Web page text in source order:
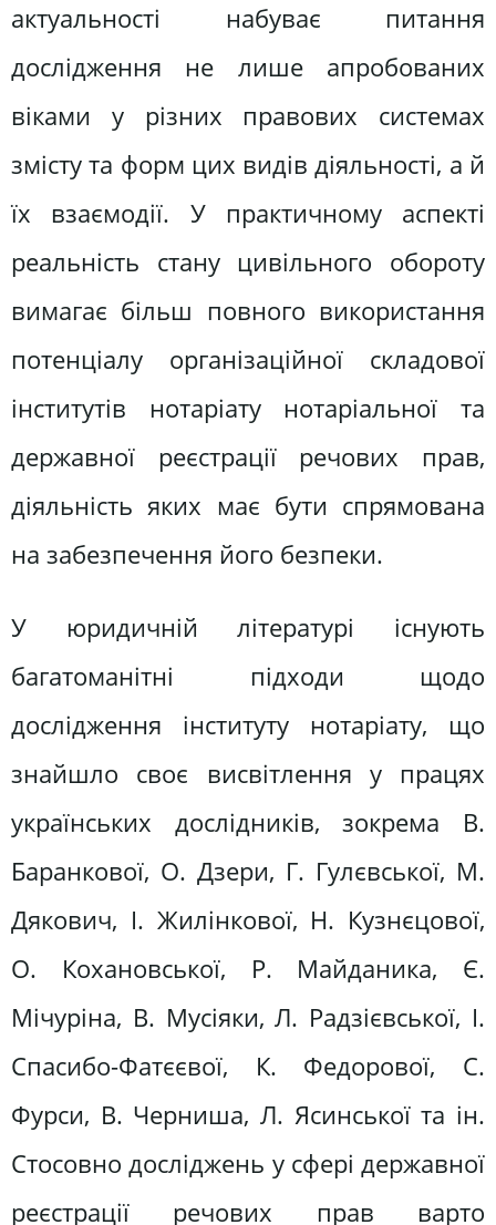
актуальності набуває питання
дослідження не лише апробованих
віками у різних правових системах
змісту та форм цих видів діяльності, а й
їх взаємодії. У практичному аспекті
реальність стану цивільного обороту
вимагає більш повного використання
потенціалу організаційної складової
інститутів нотаріату нотаріальної та
державної реєстрації речових прав,
діяльність яких має бути спрямована
на забезпечення його безпеки.
У юридичній літературі існують
багатоманітні підходи щодо
дослідження інституту нотаріату, що
знайшло своє висвітлення у працях
українських дослідників, зокрема В.
Баранкової, О. Дзери, Г. Гулєвської, М.
Дякович, І. Жилінкової, Н. Кузнєцової,
О. Кохановської, Р. Майданика, Є.
Мічуріна, В. Мусіяки, Л. Радзієвської, І.
Спасибо-Фатєєвої, К. Федорової, С.
Фурси, В. Черниша, Л. Ясинської та ін.
Стосовно досліджень у сфері державної
реєстрації речових прав варто